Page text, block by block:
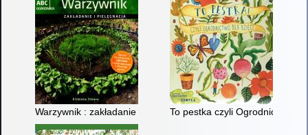
Warzywnik : zakładanie i pielęgnacjaTo pestka czyli Ogrodnictwo